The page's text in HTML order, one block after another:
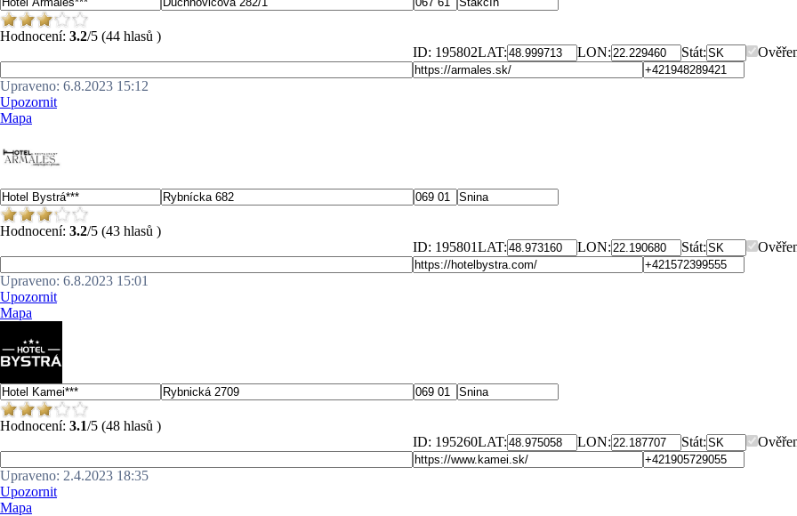
Hodnocení: 3.2/5 (44 hlasů )
ID: 195802LAT: LON: Stát:
Upraveno: 6.8.2023 15:12
Upozornit
Mapa
Hodnocení: 3.2/5 (43 hlasů )
ID: 195801LAT: LON: Stát:
Upraveno: 6.8.2023 15:01
Upozornit
Mapa
Hodnocení: 3.1/5 (48 hlasů )
ID: 195260LAT: LON: Stát:
Upraveno: 2.4.2023 18:35
Upozornit
Mapa